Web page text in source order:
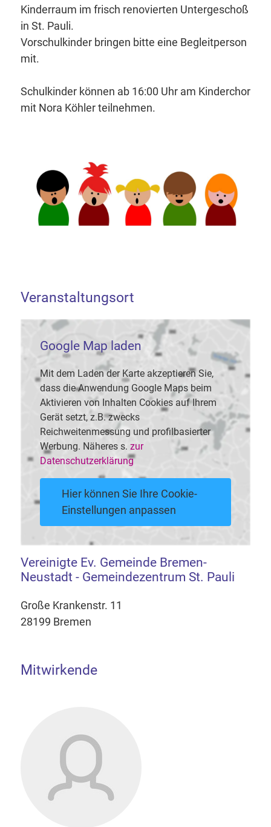
Kinderraum im frisch renovierten Untergeschoß
in St. Pauli.
Vorschulkinder bringen bitte eine Begleitperson
mit.
Schulkinder können ab 16:00 Uhr am Kinderchor
mit Nora Köhler teilnehmen.
Veranstaltungsort
Google Map laden
Mit dem Laden der Karte akzeptieren Sie,
dass die Anwendung Google Maps beim
Aktivieren von Inhalten Cookies auf Ihrem
Gerät setzt, z.B. zwecks
Reichweitenmessung und profilbasierter
Werbung. Näheres s. zur
Datenschutzerklärung
Hier können Sie Ihre Cookie-
Einstellungen anpassen
Vereinigte Ev. Gemeinde Bremen-
Neustadt - Gemeindezentrum St. Pauli
Große Krankenstr. 11
28199 Bremen
Mitwirkende